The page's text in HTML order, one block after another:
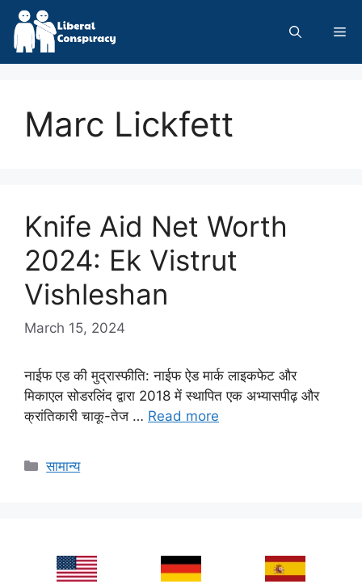
Skip
content
Marc Lickfett
Knife Aid Net Worth
2024: Ek Vistrut
Vishleshan
March 15, 2024
नाईफ एड की मुद्रास्फीति: नाईफ ऐड मार्क लाइकफेट और
मिकाएल सोडरलिंद द्वारा 2018 में स्थापित एक अभ्यासपीढ़ और
क्रांतिकारी चाकू-तेज … Read more
Categories
सामान्य